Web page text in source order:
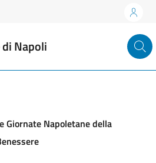
Napoli
Giornate Napoletane della